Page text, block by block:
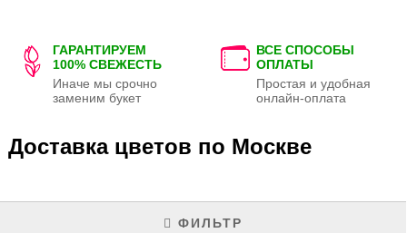
ГАРАНТИРУЕМ
100% СВЕЖЕСТЬ
Иначе мы срочно
заменим букет
ВСЕ СПОСОБЫ
ОПЛАТЫ
Простая и удобная
онлайн-оплата
Доставка цветов по Москве
ФИЛЬТР